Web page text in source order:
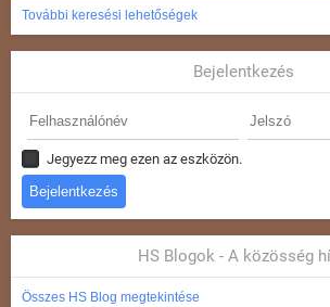
További keresési lehetőségek
Bejelentkezés
Jegyezz meg ezen az eszközön.
HS Blogok - A közösség
Összes HS Blog megtekintése